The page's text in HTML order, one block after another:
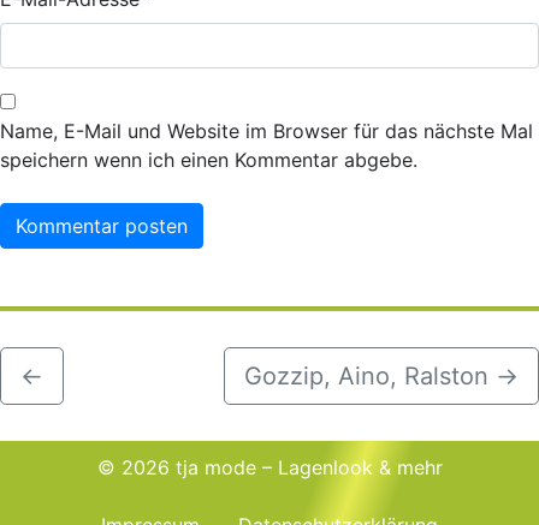
Name, E-Mail und Website im Browser für das nächste Mal
speichern wenn ich einen Kommentar abgebe.
← Gozzip, Aino, Ralston →
© 2026 tja mode – Lagenlook & mehr